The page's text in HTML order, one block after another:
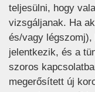
teljesülni, hogy
vizsgáljanak. Ha
és/vagy légszomj),
jelentkezik, és a
szoros
megerősített új